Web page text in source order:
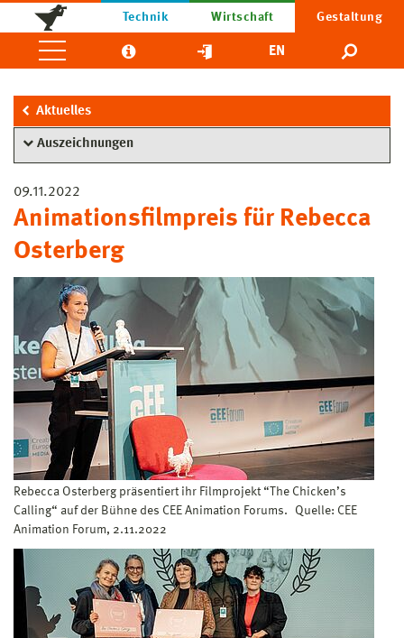
Technik Wirtschaft Gestaltung
EN
Aktuelles
Auszeichnungen
09.11.2022
Animationsfilmpreis für Rebecca
Osterberg
Rebecca Osterberg präsentiert ihr Filmprojekt “The Chicken’s
Calling“ auf der Bühne des CEE Animation Forums. Quelle: CEE
Animation Forum, 2.11.2022